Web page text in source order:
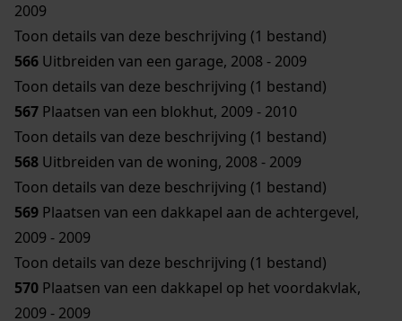
2009
Toon details van deze beschrijving (1 bestand)
566 Uitbreiden van een garage, 2008 - 2009
Toon details van deze beschrijving (1 bestand)
567 Plaatsen van een blokhut, 2009 - 2010
Toon details van deze beschrijving (1 bestand)
568 Uitbreiden van de woning, 2008 - 2009
Toon details van deze beschrijving (1 bestand)
569 Plaatsen van een dakkapel aan de achtergevel,
2009 - 2009
Toon details van deze beschrijving (1 bestand)
570 Plaatsen van een dakkapel op het voordakvlak,
2009 - 2009